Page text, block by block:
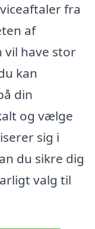
fra
af
vil have stor
kan
din
og vælge
sig i
du sikre dig
valg til